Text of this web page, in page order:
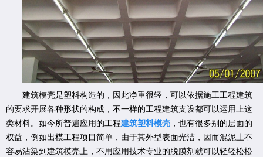
建筑模壳是塑料构造的，因此净重很轻，可以依据施工工程建筑
的要求开展各种形状的构成，不一样的工程建筑支设都可以运用上这
类材料。如今所普遍应用的工程建筑塑料模壳 ，也有很多别的层面的
权益，例如出模工程项目简单，由于其外型表面光洁，因而混泥土不
容易沾染到建筑模壳上，不用应用技术专业的脱膜剂就可以轻轻松松